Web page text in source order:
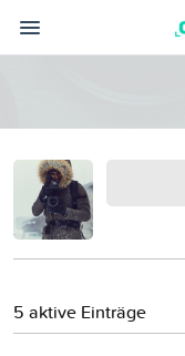
5 aktive Einträge